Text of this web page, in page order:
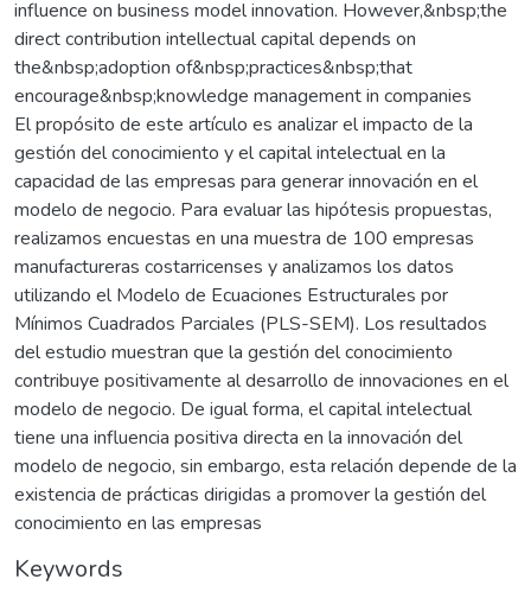
influence on business model innovation. However,&nbsp;the
direct contribution intellectual capital depends on
the&nbsp;adoption of&nbsp;practices&nbsp;that
encourage&nbsp;knowledge management in companies
El propósito de este artículo es analizar el impacto de la
gestión del conocimiento y el capital intelectual en la
capacidad de las empresas para generar innovación en el
modelo de negocio. Para evaluar las hipótesis propuestas,
realizamos encuestas en una muestra de 100 empresas
manufactureras costarricenses y analizamos los datos
utilizando el Modelo de Ecuaciones Estructurales por
Mínimos Cuadrados Parciales (PLS-SEM). Los resultados
del estudio muestran que la gestión del conocimiento
contribuye positivamente al desarrollo de innovaciones en el
modelo de negocio. De igual forma, el capital intelectual
tiene una influencia positiva directa en la innovación del
modelo de negocio, sin embargo, esta relación depende de la
existencia de prácticas dirigidas a promover la gestión del
conocimiento en las empresas
Keywords